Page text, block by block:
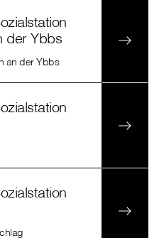
der Ybbs
an der Ybbs